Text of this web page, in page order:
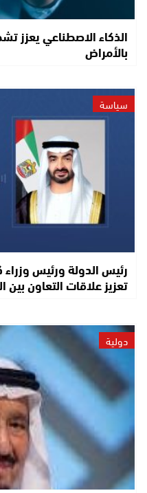
الذكاء الاصطناعي يعزز
بالأمراض
سياسة
رئيس الدولة ورئيس
تعزيز علاقات التعاون بين
دولية